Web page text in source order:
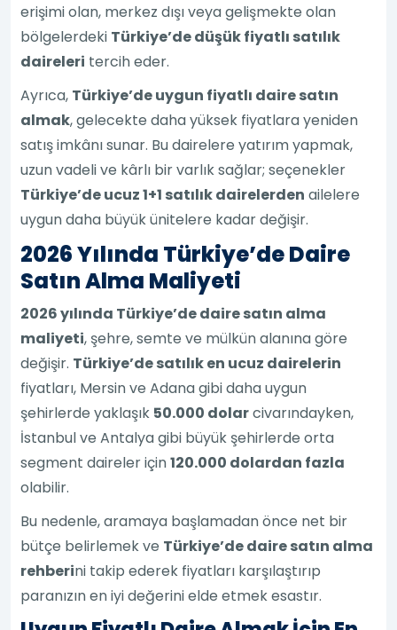
erişimi olan, merkez dışı veya gelişmekte olan
bölgelerdeki Türkiye’de düşük fiyatlı satılık
daireleri tercih eder.
Ayrıca, Türkiye’de uygun fiyatlı daire satın
almak, gelecekte daha yüksek fiyatlara yeniden
satış imkânı sunar. Bu dairelere yatırım yapmak,
uzun vadeli ve kârlı bir varlık sağlar; seçenekler
Türkiye’de ucuz 1+1 satılık dairelerden ailelere
uygun daha büyük ünitelere kadar değişir.
2026 Yılında Türkiye’de Daire
Satın Alma Maliyeti
2026 yılında Türkiye’de daire satın alma
maliyeti, şehre, semte ve mülkün alanına göre
değişir. Türkiye’de satılık en ucuz dairelerin
fiyatları, Mersin ve Adana gibi daha uygun
şehirlerde yaklaşık 50.000 dolarcivarındayken,
İstanbul ve Antalya gibi büyük şehirlerde orta
segment daireler için120.000 dolardan fazla
olabilir.
Bu nedenle, aramaya başlamadan önce net bir
bütçe belirlemek ve Türkiye’de daire satın alma
rehberini takip ederek fiyatları karşılaştırıp
paranızın en iyi değerini elde etmek esastır.